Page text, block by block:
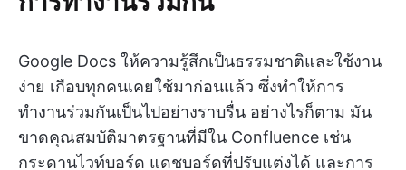
Google Docs ให้ความรู้สึกเป็นธรรมชาติและใช้งาน
ง่าย เกือบทุกคนเคยใช้มาก่อนแล้ว ซึ่งทำให้การ
ทำงานร่วมกันเป็นไปอย่างราบรื่น อย่างไรก็ตาม มัน
ขาดคุณสมบัติมาตรฐานที่มีใน Confluence เช่น
กระดานไวท์บอร์ด แดชบอร์ดที่ปรับแต่งได้ และการ